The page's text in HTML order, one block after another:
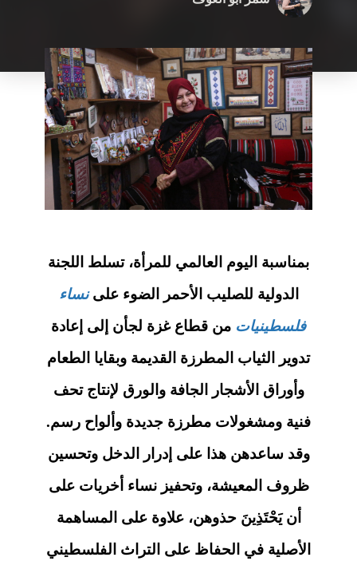
بمناسبة اليوم العالمي للمرأة، تسلط اللجنة
الدولية للصليب الأحمر الضوء علىنساء
فلسطينيات من قطاع غزة لجأن إلى إعادة
تدوير الثياب المطرزة القديمة وبقايا الطعام
وأوراق الأشجار الجافة والورق لإنتاج تحف
فنية ومشغولات مطرزة جديدة وألواح رسم.
وقد ساعدهن هذا على إدرار الدخل وتحسين
ظروف المعيشة، وتحفيز نساء أخريات على
أن يَحْتَذِينَ حذوهن، علاوة على المساهمة
الأصلية في الحفاظ على التراث الفلسطيني